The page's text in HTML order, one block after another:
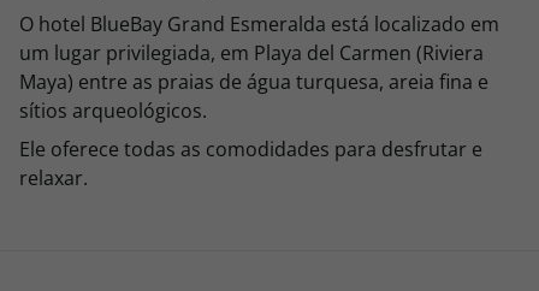
O hotel BlueBay Grand Esmeralda está localizado em
um lugar privilegiada, em Playa del Carmen (Riviera
Maya) entre as praias de água turquesa, areia fina e
sítios arqueológicos.
Ele oferece todas as comodidades para desfrutar e
relaxar.